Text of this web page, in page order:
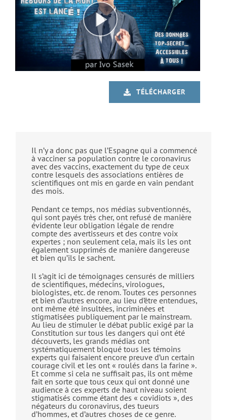
TÉLÉCHARGER
Il n’y a donc pas que l’Espagne qui a commencé
à vacciner sa population contre le coronavirus
avec des vaccins, exactement du type de ceux
contre lesquels des associations entières de
scientifiques ont mis en garde en vain pendant
des mois.
Pendant ce temps, nos médias subventionnés,
qui sont payés très cher, ont refusé de manière
évidente leur obligation légale de rendre
compte des avertisseurs et des contre voix
expertes ; non seulement cela, mais ils les ont
également supprimés de manière dangereuse
et bien qu’ils le sachent.
Il s’agit ici de témoignages censurés de milliers
de scientifiques, médecins, virologues,
biologistes, etc. de renom. Toutes ces personnes
et bien d’autres encore, au lieu d’être entendues,
ont même été insultées, incriminées et
stigmatisées publiquement par le mainstream.
Au lieu de stimuler le débat public exigé par la
Constitution sur tous les dangers qui ont été
découverts, les grands médias ont
systématiquement bloqué tous les témoins
experts qui faisaient encore preuve d’un certain
courage civil et les ont « roulés dans la farine ».
Et comme si cela ne suffisait pas, ils ont même
fait en sorte que tous ceux qui ont donné une
audience à ces experts de haut niveau soient
stigmatisés comme étant des « covidiots », des
négateurs du coronavirus, des tueurs
d’hommes, et d’autres choses de ce genre.